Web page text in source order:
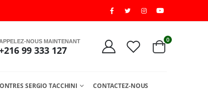
NOUS MAINTENANT
99 333 127
0
SERGIO TACCHINI CONTACTEZ-NOUS